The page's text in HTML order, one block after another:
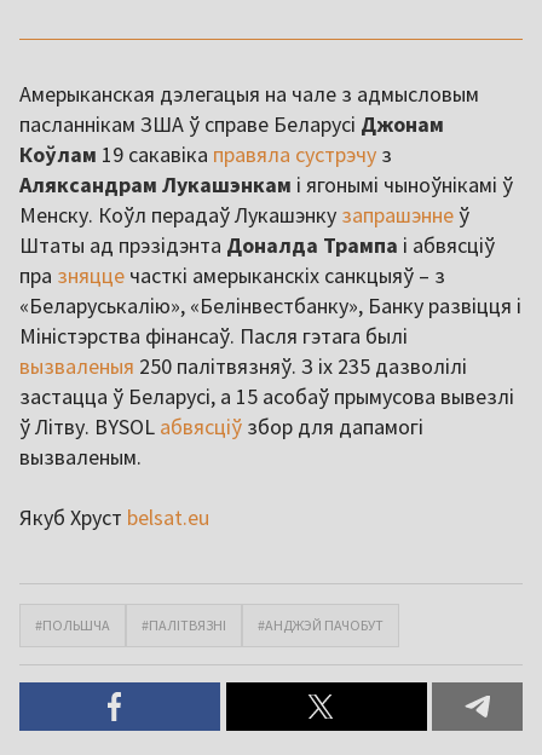
Амерыканская дэлегацыя на чале з адмысловым
пасланнікам ЗША ў справе Беларусі Джонам
Коўлам 19 сакавіка правяла сустрэчу з
Аляксандрам Лукашэнкам і ягонымі чыноўнікамі ў
Менску. Коўл перадаў Лукашэнку запрашэннеў
Штаты ад прэзідэнта Доналда Трампа і абвясціў
пра зняцце часткі амерыканскіх санкцыяў – з
«Беларуськалію», «Белінвестбанку», Банку развіцця і
Міністэрства фінансаў. Пасля гэтага былі
вызваленыя 250 палітвязняў. З іх 235 дазволілі
застацца ў Беларусі, а 15 асобаў прымусова вывезлі
ў Літву. BYSOL абвясціў збор для дапамогі
вызваленым.
Якуб Хруст belsat.eu
#ПОЛЬШЧА #ПАЛІТВЯЗНІ #АНДЖЭЙ ПАЧОБУТ